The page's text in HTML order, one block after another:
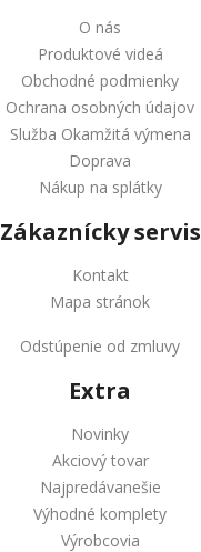
O nás
Produktové videá
Obchodné podmienky
Ochrana osobných údajov
Služba Okamžitá výmena
Doprava
Nákup na splátky
Zákaznícky servis
Kontakt
Mapa stránok
Odstúpenie od zmluvy
Extra
Novinky
Akciový tovar
Najpredávanešie
Výhodné komplety
Výrobcovia